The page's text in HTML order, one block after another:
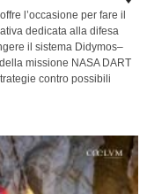
l’occasione per fare il
dedicata alla difesa
il sistema Didymos–
missione NASA DART
contro possibili